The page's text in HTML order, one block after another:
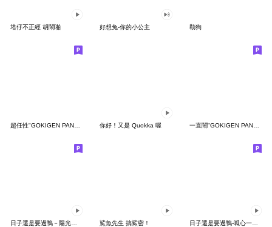
塔仔不正經 胡鬧啪 好想兔-你的小公主 勒狗
你好！又是 Quokka 喔 一直鬧"GOKIGEN PANDA" 台灣版
鯊魚先生 搞鯊密！ 日子還是要過鴨-呱心一下鴨